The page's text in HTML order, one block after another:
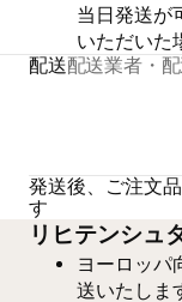
当日発送が
いただいた
配送配送業者・
発送後、ご注文
す
リヒテンシュ
ヨーロッパ
送いたしま